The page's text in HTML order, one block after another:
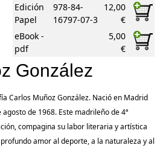
Edición
Papel
978-84-
16797-07-3
12,00
€
eBook -
pdf
5,00
€
González
Carlos Muñoz González. Nació en Madrid
agosto de 1968. Este madrileño de 4ª
compagina su labor literaria y artística
amor al deporte, a la naturaleza y al